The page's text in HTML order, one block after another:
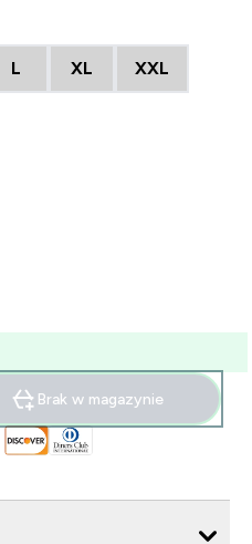
L XL XXL
Brak w magazynie